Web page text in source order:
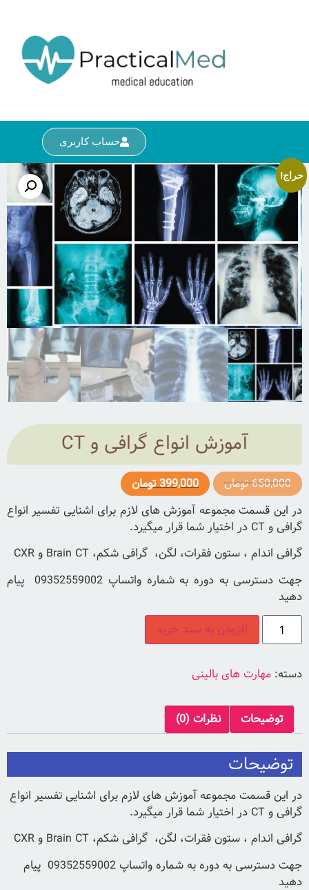
حساب کاربری
حراج!
آموزش انواع گرافی و CT
650,000تومان 399,000تومان
در این قسمت مجموعه آموزش های لازم برای اشنایی تفسیر انواع
گرافی و CT در اختیار شما قرار میگیرد.
گرافی اندام ، ستون فقرات، لگن، گرافی شکم، Brain CT و CXR
جهت دسترسی به دوره به شماره واتساپ 09352559002 پیام
دهید
افزودن به سبد خرید
دسته: مهارت های بالینی
توضیحات نظرات (0)
توضیحات
در این قسمت مجموعه آموزش های لازم برای اشنایی تفسیر انواع
گرافی و CT در اختیار شما قرار میگیرد.
گرافی اندام ، ستون فقرات، لگن، گرافی شکم، Brain CT و CXR
جهت دسترسی به دوره به شماره واتساپ 09352559002 پیام
دهید